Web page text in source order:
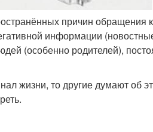
причин обращения к
информации
(особенно родителей),
жизни, то другие думают об